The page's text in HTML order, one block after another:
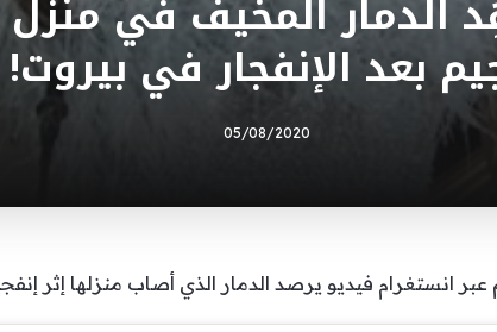
الدمار المخيف في
بعد الإنفجار في بيروت!
05/08/2020
انستغرام فيديو يرصد الدمار الذي أصاب منزلها إثر